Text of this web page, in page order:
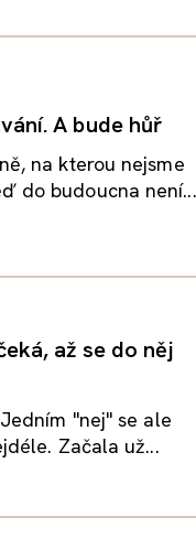
A bude hůř
na kterou nejsme
do budoucna není...
až se do něj
"nej" se ale
Začala už...